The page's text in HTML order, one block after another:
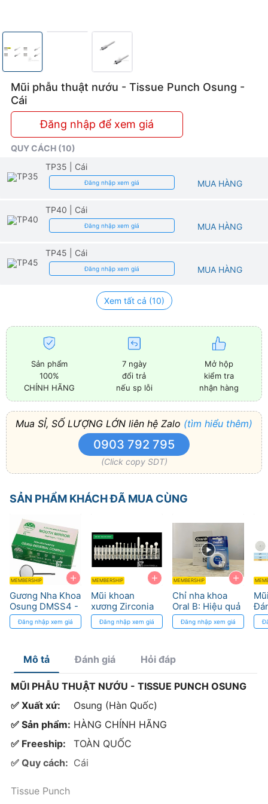
Mũi phẫu thuật nướu - Tissue Punch Osung -
Cái
Đăng nhập để xem giá
QUY CÁCH (10)
TP35
| Cái
Đăng nhập xem giá MUA HÀNG
TP40 | Cái
Đăng nhập xem giá MUA HÀNG
TP45 | Cái
Đăng nhập xem giá MUA HÀNG
Xem tất cả (10)
Sản phẩm
100%
CHÍNH HÃNG
7 ngày
đổi trả
nếu sp lỗi
Mở hộp
kiểm tra
nhận hàng
Mua SỈ, SỐ LƯỢNG LỚN liên hệ Zalo (tìm hiểu thêm)
0903 792 795
(Click copy SDT)
SẢN PHẨM KHÁCH ĐÃ MUA CÙNG
+
MEMBERSHIP
Gương Nha Khoa
Osung DMSS4 -
Quan Sát Hàm
Răng Chính Xác
Đăng nhập xem giá
+
MEMBERSHIP
Mũi khoan
xương Zirconia
Wilson tay chậm
khuỷu
Đăng nhập xem giá
+
MEMBERSHIP
Chỉ nha khoa
Oral B: Hiệu quả
cao trong kiểm
soát viêm nướu
Đăng nhập xem giá
Độ
Mô tả Đánh giá Hỏi đáp
MŨI PHẪU THUẬT NƯỚU - TISSUE PUNCH OSUNG
✅ Xuất xứ:
Osung (Hàn Quốc)
✅ Sản phẩm: HÀNG CHÍNH HÃNG
✅ Freeship:
TOÀN QUỐC
✅ Quy cách: Cái
Tissue Punch